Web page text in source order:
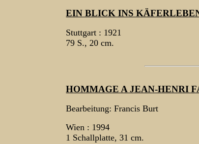
EIN BLICK INS
Stuttgart : 1921
79 S., 20 cm.
HOMMAGE A JEAN-HENRI
Bearbeitung: Francis Burt
Wien : 1994
1 Schallplatte, 31 cm.